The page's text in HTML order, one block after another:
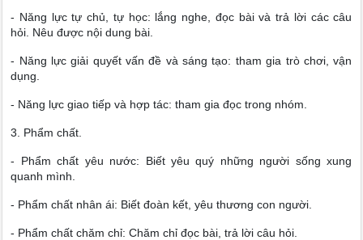
- Năng lực tự chủ, tự học: lắng nghe, đọc bài và trả lời các câu
hỏi. Nêu được nội dung bài.
- Năng lực giải quyết vấn đề và sáng tạo: tham gia trò chơi, vận
dụng.
- Năng lực giao tiếp và hợp tác: tham gia đọc trong nhóm.
3. Phẩm chất.
- Phẩm chất yêu nước: Biết yêu quý những người sống xung
quanh mình.
- Phẩm chất nhân ái: Biết đoàn kết, yêu thương con người.
- Phẩm chất chăm chỉ: Chăm chỉ đọc bài, trả lời câu hỏi.